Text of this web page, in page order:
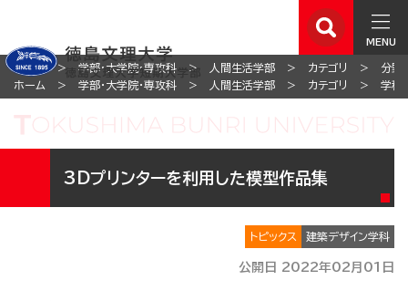
MENU
ホーム 学部・大学院・専攻科 人間生活学部 カテゴリ
分野
ホーム
学部・大学院・専攻科 人間生活学部 カテゴリ 学科
3Dプリンターを利用した模型作品集
トピックス 建築デザイン学科
公開日 2022年02月01日